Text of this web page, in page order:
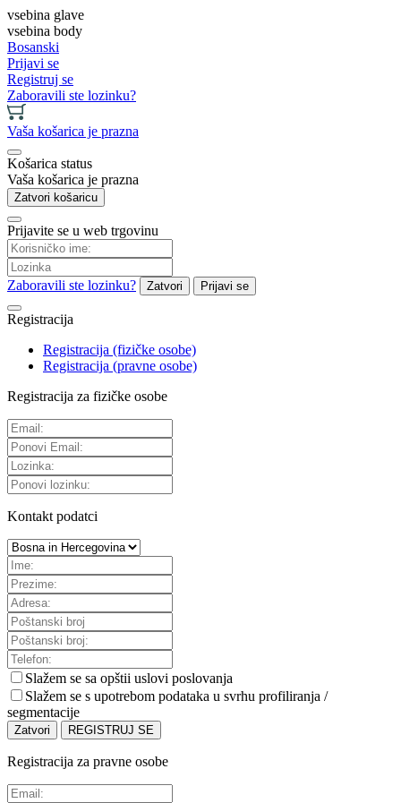
vsebina glave
vsebina body
Bosanski
Prijavi se
Registruj se
Zaboravili ste lozinku?
Vaša košarica je prazna
Košarica status
Vaša košarica je prazna
Zatvori košaricu
Prijavite se u web trgovinu
Zaboravili ste lozinku? Zatvori Prijavi se
Registracija
Registracija (fizičke osobe)
Registracija (pravne osobe)
Registracija za fizičke osobe
Kontakt podatci
Slažem se sa opštii uslovi poslovanja
Slažem se s upotrebom podataka u svrhu profiliranja /
segmentacije
Zatvori REGISTRUJ SE
Registracija za pravne osobe